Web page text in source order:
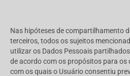
Nas hipóteses de compartilhamento
terceiros, todos os sujeitos
utilizar os Dados Pessoais
de acordo com os propósitos para
com os quais o Usuário consentiu